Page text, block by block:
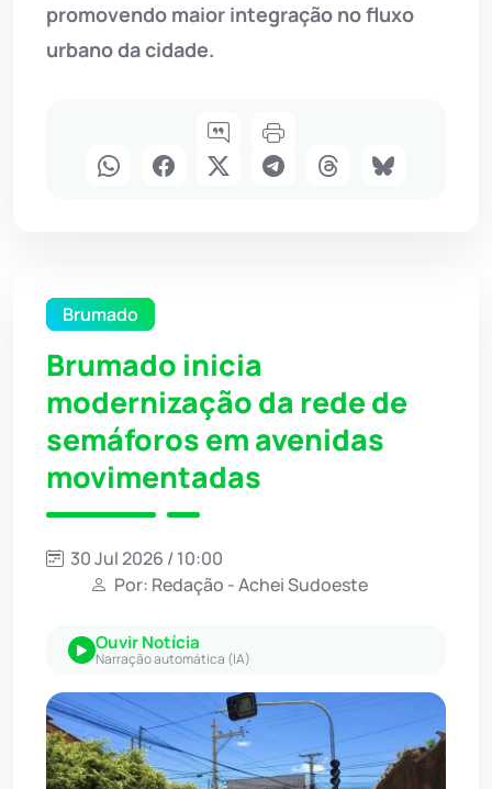
promovendo maior integração no fluxo
urbano da cidade.
Brumado
Brumado inicia
modernização da rede de
semáforos em avenidas
movimentadas
30 Jul 2026 / 10:00
Por: Redação - Achei Sudoeste
Ouvir Notícia
Narração automática (IA)